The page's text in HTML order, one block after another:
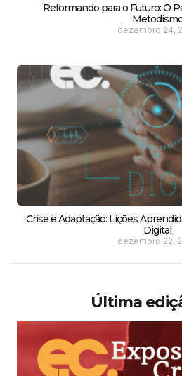
Reformando para o Futuro: O
dezembro 24,
Crise e Adaptação: Lições
Digital
dezembro 22,
Última